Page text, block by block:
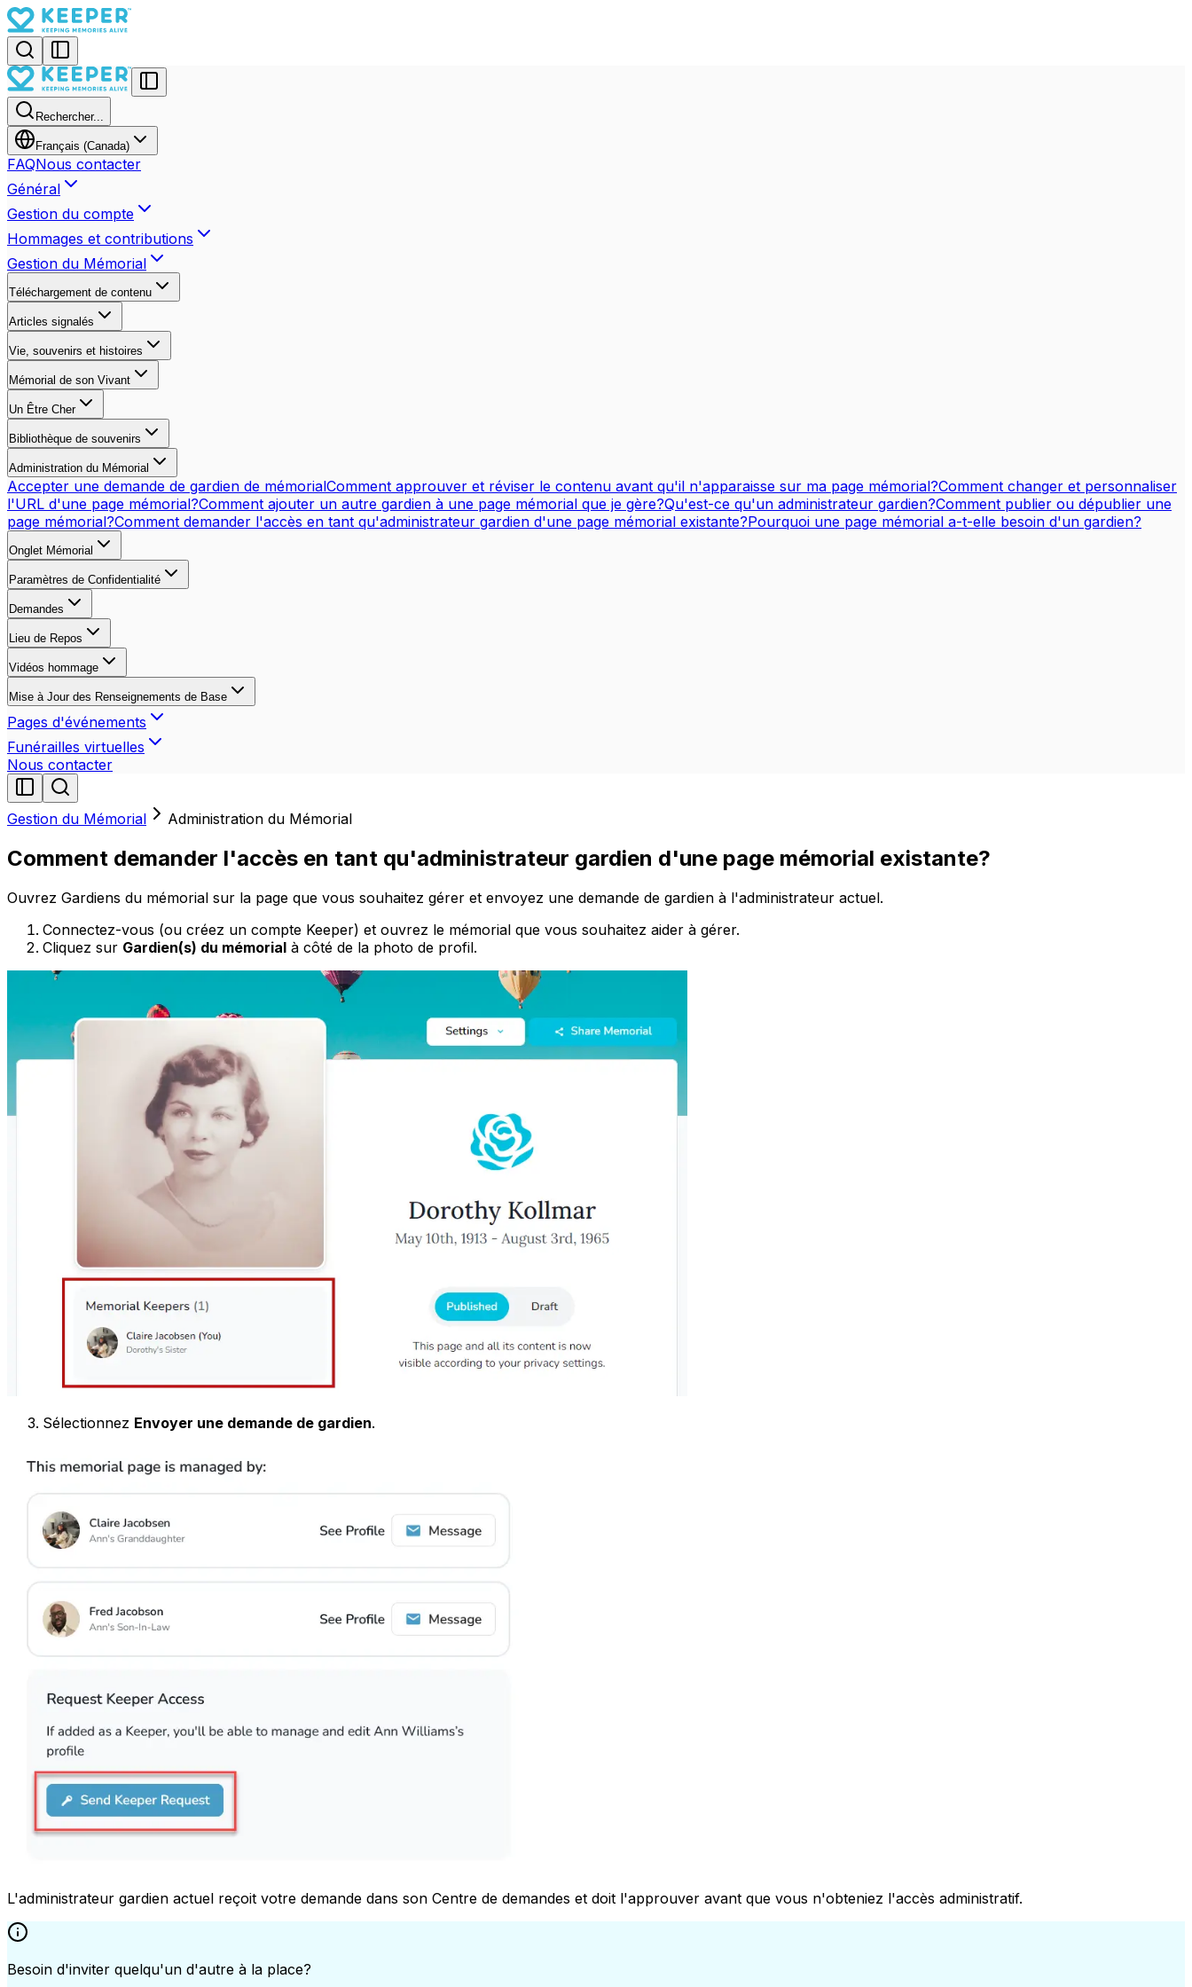
Rechercher...
Français (Canada)
FAQNous contacter
Général
Gestion du compte
Hommages et contributions
Gestion du Mémorial
Téléchargement de contenu
Articles signalés
Vie, souvenirs et histoires
Mémorial de son Vivant
Un Être Cher
Bibliothèque de souvenirs
Administration du Mémorial
Accepter une demande de gardien de mémorialComment approuver et réviser le contenu avant qu'il n'apparaisse sur ma page mémorial?Comment changer et personnaliser
l'URL d'une page mémorial?Comment ajouter un autre gardien à une page mémorial que je gère?Qu'est-ce qu'un administrateur gardien?Comment publier ou dépublier une
page mémorial?Comment demander l'accès en tant qu'administrateur gardien d'une page mémorial existante?Pourquoi une page mémorial a-t-elle besoin d'un gardien?
Onglet Mémorial
Paramètres de Confidentialité
Demandes
Lieu de Repos
Vidéos hommage
Mise à Jour des Renseignements de Base
Pages d'événements
Funérailles virtuelles
Nous contacter
Gestion du Mémorial Administration du Mémorial
Comment demander l'accès en tant qu'administrateur gardien d'une page mémorial existante?
Ouvrez Gardiens du mémorial sur la page que vous souhaitez gérer et envoyez une demande de gardien à l'administrateur actuel.
Connectez-vous (ou créez un compte Keeper) et ouvrez le mémorial que vous souhaitez aider à gérer.
Cliquez sur Gardien(s) du mémorial à côté de la photo de profil.
Sélectionnez Envoyer une demande de gardien.
L'administrateur gardien actuel reçoit votre demande dans son Centre de demandes et doit l'approuver avant que vous n'obteniez l'accès administratif.
Besoin d'inviter quelqu'un d'autre à la place?